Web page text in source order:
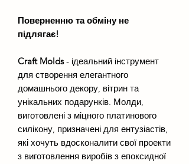
Поверненню та обміну не
підлягає!
Craft Molds- ідеальний інструмент
для створення елегантного
домашнього декору, вітрин та
унікальних подарунків. Молди,
виготовлені з міцного платинового
силікону, призначені для ентузіастів,
які хочуть вдосконалити свої проекти
з виготовлення виробів з епоксидної